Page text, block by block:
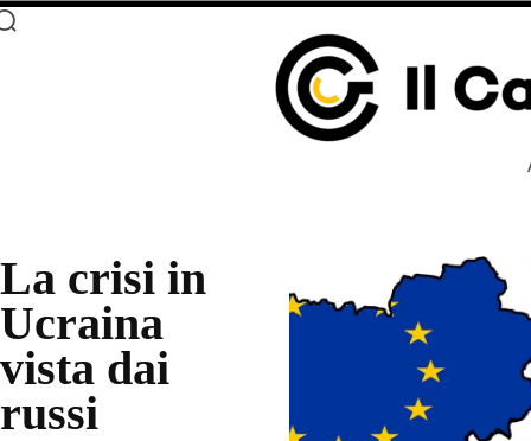
La crisi in
Ucraina
vista dai
russi